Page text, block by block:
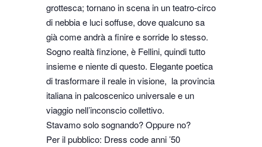
grottesca; tornano in scena in un teatro-circo
di nebbia e luci soffuse, dove qualcuno sa
già come andrà a finire e sorride lo stesso.
Sogno realtà finzione, è Fellini, quindi tutto
insieme e niente di questo. Elegante poetica
di trasformare il reale in visione, la provincia
italiana in palcoscenico universale e un
viaggio nell’inconscio collettivo.
Stavamo solo sognando? Oppure no?
Per il pubblico: Dress code anni ’50